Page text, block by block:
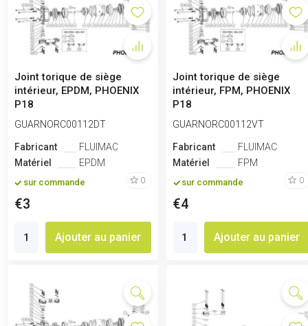
Joint torique de siège
intérieur, EPDM, PHOENIX
P18
GUARNORC00112DT
Fabricant
FLUIMAC
Matériel
EPDM
sur commande 0
€3
Ajouter au panier
Joint torique de siège
intérieur, FPM, PHOENIX
P18
GUARNORC00112VT
Fabricant
FLUIMAC
Matériel
FPM
sur commande 0
€4
Ajouter au panier